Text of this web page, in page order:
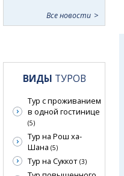
Все новости
ВИДЫ ТУРОВ
Тур с проживанием
в одной гостинице
(5)
Тур на Рош ха-
Шана (5)
Тур на Суккот (3)